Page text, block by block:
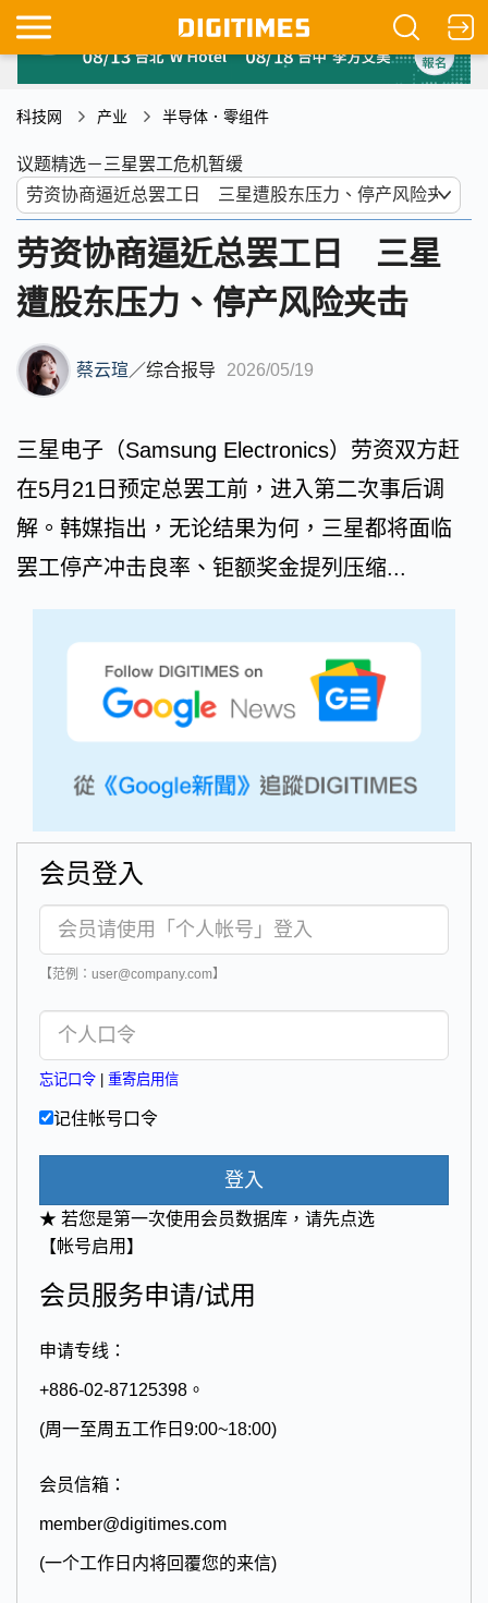
科技网 产业 半导体．零组件
议题精选－三星罢工危机暂缓
劳资协商逼近总罢工日 三星
遭股东压力、停产风险夹击
蔡云瑄／综合报导 2026/05/19
三星电子（Samsung Electronics）劳资双方赶
在5月21日预定总罢工前，进入第二次事后调
解。韩媒指出，无论结果为何，三星都将面临
罢工停产冲击良率、钜额奖金提列压缩...
会员登入
【范例：user@company.com】
忘记口令 重寄启用信
记住帐号口令
登入
★ 若您是第一次使用会员数据库，请先点选
【帐号启用】
会员服务申请/试用
申请专线：
+886-02-87125398。
(周一至周五工作日9:00~18:00)
会员信箱：
member@digitimes.com
(一个工作日内将回覆您的来信)